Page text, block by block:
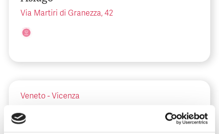
Via Martiri di Granezza, 42
Veneto - Vicenza
AULSS 7 Pedemontana – Ospedale